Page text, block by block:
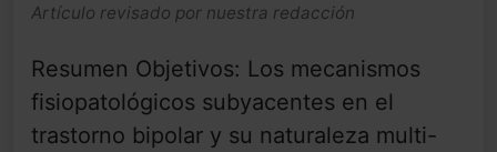
Artículo revisado por nuestra redacción
Resumen Objetivos: Los mecanismos
fisiopatológicos subyacentes en el
trastorno bipolar y su naturaleza multi-